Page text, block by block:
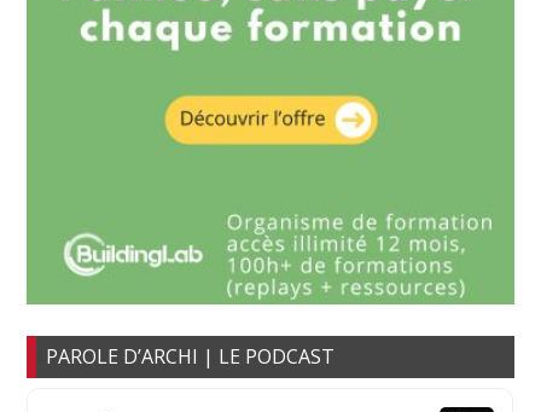
PAROLE D’ARCHI | LE PODCAST